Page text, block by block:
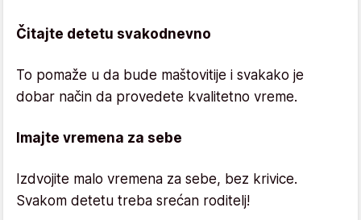
Čitajte detetu svakodnevno
To pomaže u da bude maštovitije i svakako je
dobar način da provedete kvalitetno vreme.
Imajte vremena za sebe
Izdvojite malo vremena za sebe, bez krivice.
Svakom detetu treba srećan roditelj!